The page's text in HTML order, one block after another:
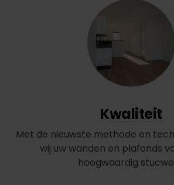
Kwaliteit
Met de nieuwste methode en
wij uw wanden en plafonds
hoogwaardig